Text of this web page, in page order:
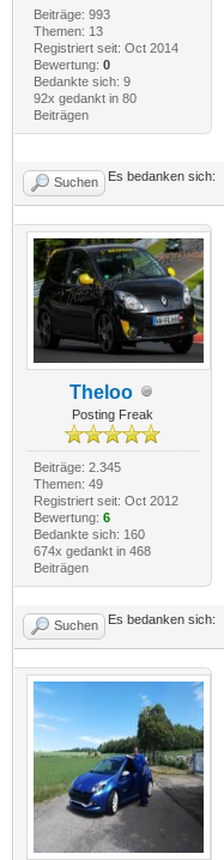
Beiträge: 993
Themen: 13
Registriert seit: Oct 2014
Bewertung: 0
Bedankte sich: 9
92x gedankt in 80
Beiträgen
Suchen Es bedanken sich:
Theloo
Posting Freak
Beiträge: 2.345
Themen: 49
Registriert seit: Oct 2012
Bewertung: 6
Bedankte sich: 160
674x gedankt in 468
Beiträgen
Suchen Es bedanken sich: